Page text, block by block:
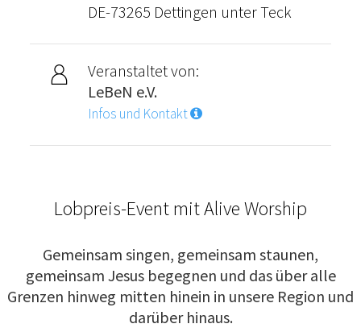
DE-73265 Dettingen unter Teck
Veranstaltet von:
LeBeN e.V.
Infos und Kontakt
Lobpreis-Event mit Alive Worship
Gemeinsam singen, gemeinsam staunen,
gemeinsam Jesus begegnen und das über alle
Grenzen hinweg mitten hinein in unsere Region und
darüber hinaus.